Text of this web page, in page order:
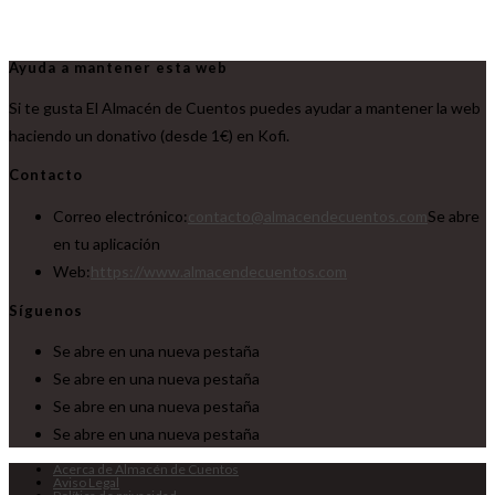
Ayuda a mantener esta web
Si te gusta El Almacén de Cuentos puedes ayudar a mantener la web
haciendo un donativo (desde 1€) en Kofi.
Contacto
Correo electrónico:
Se abre
en tu aplicación
Web:
Síguenos
Se abre en una nueva pestaña
Se abre en una nueva pestaña
Se abre en una nueva pestaña
Se abre en una nueva pestaña
Acerca de Almacén de Cuentos
Aviso Legal